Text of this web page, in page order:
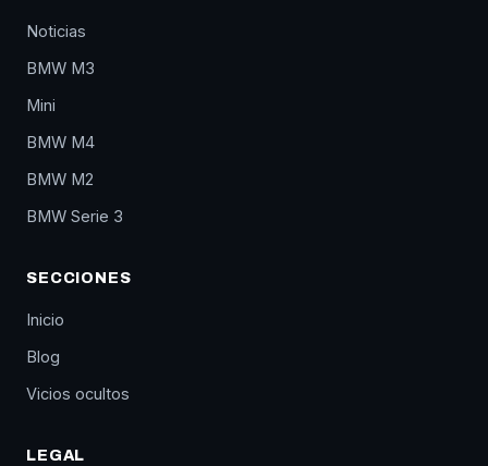
Noticias
BMW M3
Mini
BMW M4
BMW M2
BMW Serie 3
SECCIONES
Inicio
Blog
Vicios ocultos
LEGAL